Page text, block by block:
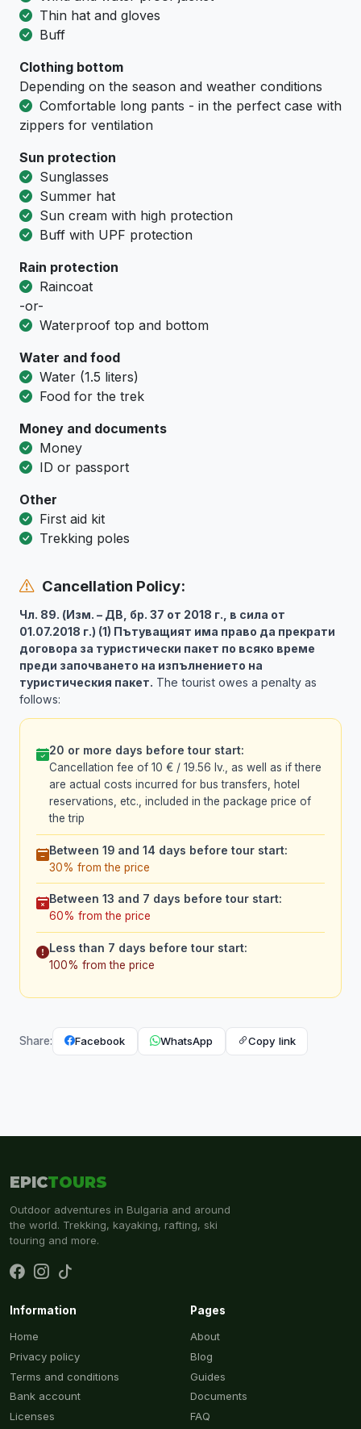
Thin hat and gloves
Buff
Clothing bottom
Depending on the season and weather conditions
Comfortable long pants - in the perfect case with
zippers for ventilation
Sun protection
Sunglasses
Summer hat
Sun cream with high protection
Buff with UPF protection
Rain protection
Raincoat
-or-
Waterproof top and bottom
Water and food
Water (1.5 liters)
Food for the trek
Money and documents
Money
ID or passport
Other
First aid kit
Trekking poles
Cancellation Policy:
Чл. 89. (Изм. – ДВ, бр. 37 от 2018 г., в сила от
01.07.2018 г.) (1) Пътуващият има право да прекрати
договора за туристически пакет по всяко време
преди започването на изпълнението на
туристическия пакет. The tourist owes a penalty as
follows:
20 or more days before tour start:
Cancellation fee of 10 € / 19.56 lv., as well as if there
are actual costs incurred for bus transfers, hotel
reservations, etc., included in the package price of
the trip
Between 19 and 14 days before tour start:
30% from the price
Between 13 and 7 days before tour start:
60% from the price
Less than 7 days before tour start:
100% from the price
Share: Facebook WhatsApp Copy link
EPICTOURS
Outdoor adventures in Bulgaria and around
the world. Trekking, kayaking, rafting, ski
touring and more.
Information
Home
Privacy policy
Terms and conditions
Bank account
Licenses
Pages
About
Blog
Guides
Documents
FAQ